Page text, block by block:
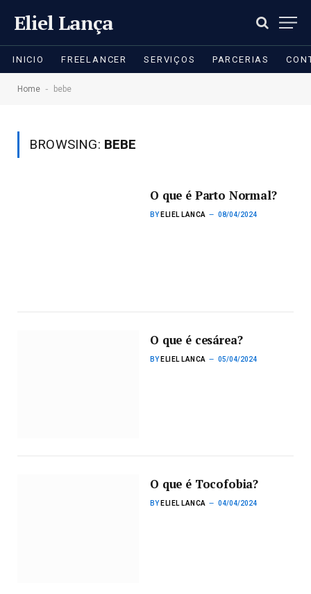
Eliel Lança
INICIO FREELANCER SERVIÇOS PARCERIAS
Home - bebe
BROWSING: BEBE
O que é Parto Normal?
BY ELIEL LANCA 08/04/2024
O que é cesárea?
BY ELIEL LANCA 05/04/2024
O que é Tocofobia?
BY ELIEL LANCA 04/04/2024